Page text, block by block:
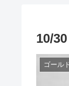
10/
ゴール